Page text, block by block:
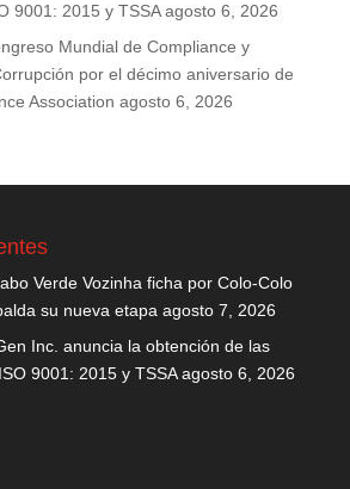
9001: 2015 y TSSA agosto 6, 2026
Mundial de Compliance y
por el décimo aniversario de
Association agosto 6, 2026
Verde Vozinha ficha por Colo-Colo
su nueva etapa agosto 7, 2026
Inc. anuncia la obtención de las
9001: 2015 y TSSA agosto 6, 2026